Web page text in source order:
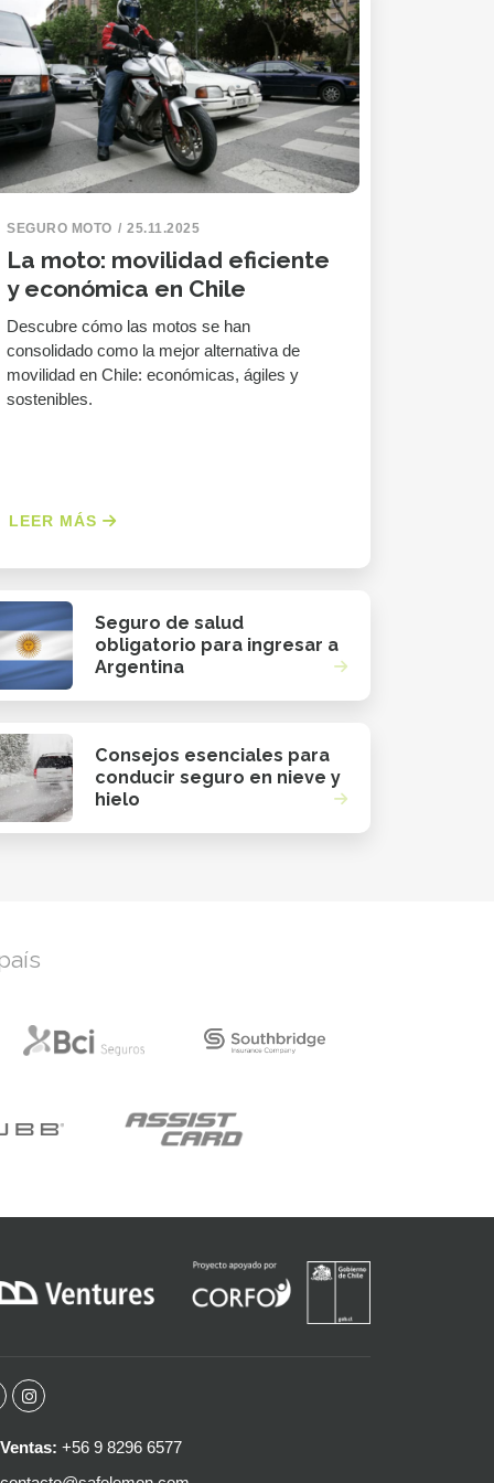
SEGURO MOTO 25.11.2025
La moto: movilidad eficiente
y económica en Chile
Descubre cómo las motos se han
consolidado como la mejor alternativa de
movilidad en Chile: económicas, ágiles y
sostenibles.
LEER MÁS
Seguro de salud
obligatorio para ingresar a
Argentina
Consejos esenciales para
conducir seguro en nieve y
hielo
Ventas: +56 9 8296 6577